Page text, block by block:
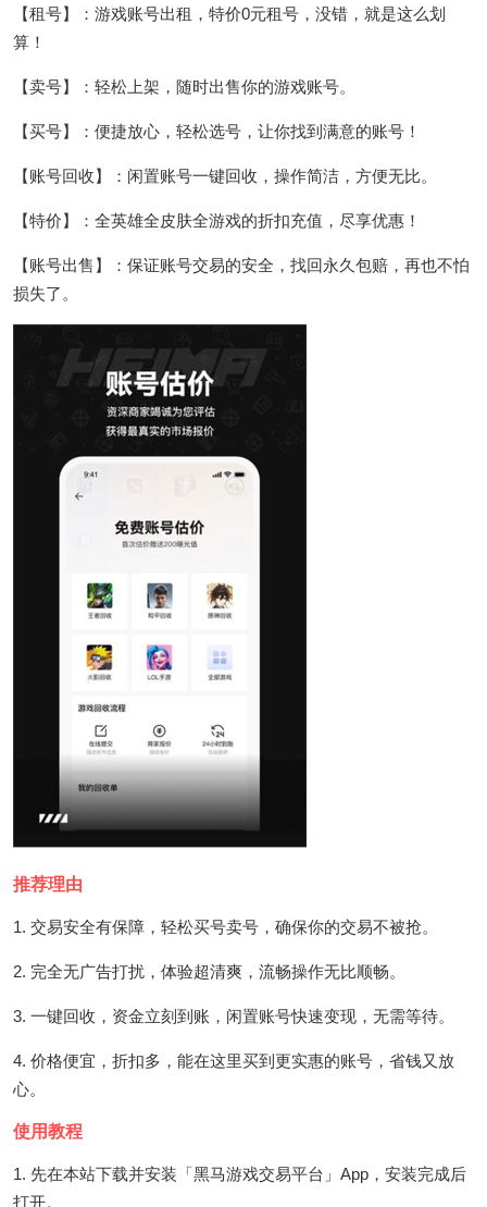
【租号】：游戏账号出租，特价0元租号，没错，就是这么划
算！
【卖号】：轻松上架，随时出售你的游戏账号。
【买号】：便捷放心，轻松选号，让你找到满意的账号！
【账号回收】：闲置账号一键回收，操作简洁，方便无比。
【特价】：全英雄全皮肤全游戏的折扣充值，尽享优惠！
【账号出售】：保证账号交易的安全，找回永久包赔，再也不怕
损失了。
推荐理由
1. 交易安全有保障，轻松买号卖号，确保你的交易不被抢。
2. 完全无广告打扰，体验超清爽，流畅操作无比顺畅。
3. 一键回收，资金立刻到账，闲置账号快速变现，无需等待。
4. 价格便宜，折扣多，能在这里买到更实惠的账号，省钱又放
心。
使用教程
1. 先在本站下载并安装「黑马游戏交易平台」App，安装完成后
打开。